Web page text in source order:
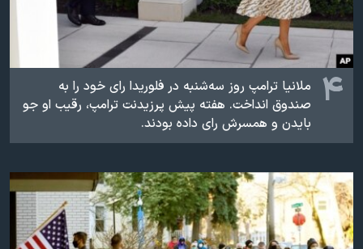
۴
ملانیا ترامپ روز سه‌شنبه در فلوریدا رای خود را به
صندوق انداخت. هفته‌ پیش پرزیدنت ترامپ، رقیب او جو
بایدن و همسرش رای داده بودند.